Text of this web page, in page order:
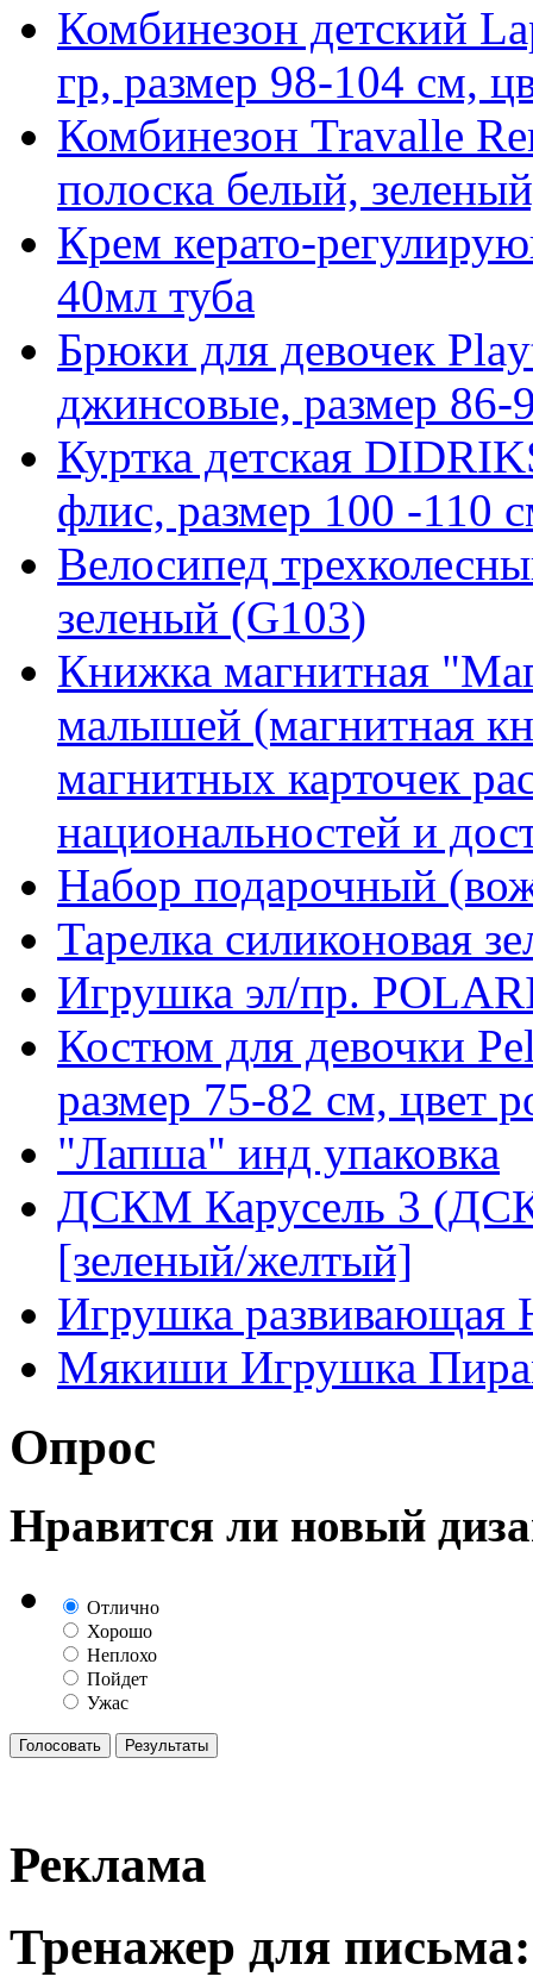
Комбинезон детский
гр, размер 98-104 см,
Комбинезон Travalle
полоска белый,
Крем керато-
40мл туба
Брюки для девочек
джинсовые, размер 86-
Куртка детская
флис, размер 100 -110
Велосипед
зеленый (G103)
Книжка магнитная
малышей (магнитная
магнитных карточек
национальностей и
Набор подарочный
Тарелка силиконовая
Игрушка эл/пр.
Костюм для девочки
размер 75-82 см, цвет
"Лапша" инд упаковка
ДСКМ Карусель 3
[зеленый/желтый]
Игрушка развивающая
Мякиши Игрушка
Опрос
Нравится ли новый
Отлично
Хорошо
Неплохо
Пойдет
Ужас
Реклама
Тренажер для